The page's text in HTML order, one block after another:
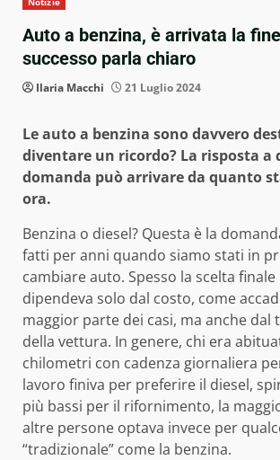
Auto a benzina, è arrivata la
successo parla chiaro
Ilaria Macchi 21 Luglio 2024
Le auto a benzina sono davvero
diventare un ricordo? La risposta a
domanda può arrivare da quanto
ora.
Benzina o diesel? Questa è la
fatti per anni quando siamo stati in
cambiare auto. Spesso la scelta finale
dipendeva solo dal costo, come
maggior parte dei casi, ma anche dal
della vettura. In genere, chi era
chilometri con cadenza giornaliera
lavoro finiva per preferire il diesel,
più bassi per il rifornimento, la
altre persone optava invece per
“tradizionale” come la benzina.